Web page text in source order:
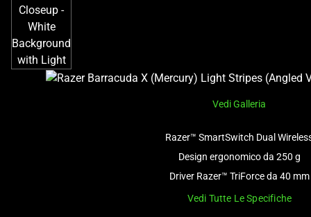
Vedi Galleria
Razer™ SmartSwitch Dual
Design ergonomico da 250 g
Driver Razer™ TriForce da 40 mm
Vedi Tutte Le Specifiche